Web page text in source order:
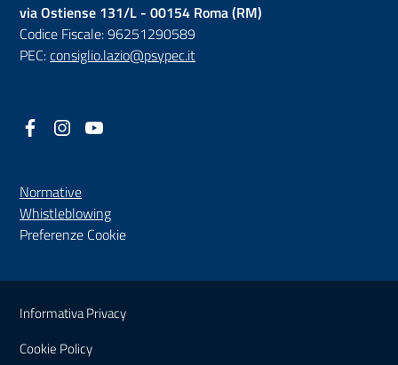
via Ostiense 131/L - 00154 Roma (RM)
Codice Fiscale: 96251290589
PEC:consiglio.lazio@psypec.it
Facebook
(nuova scheda - new tab)
Instagram
(nuova scheda - new tab)
Normative
Whistleblowing(nuova scheda - new tab)
Preferenze Cookie
Sezione Link Utili
Informativa Privacy
Cookie Policy